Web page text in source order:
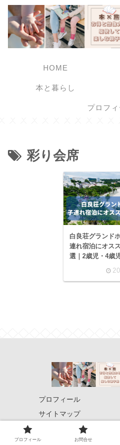
HOME
本と暮らし
プロフ
彩り会席
白良荘グランド
連れ宿泊にオス
選｜2歳児・4歳
ロイヤルフロア
プロフィール
サイトマップ
© 2022 旅×本！お得と想像力
プロフィール お問合せ